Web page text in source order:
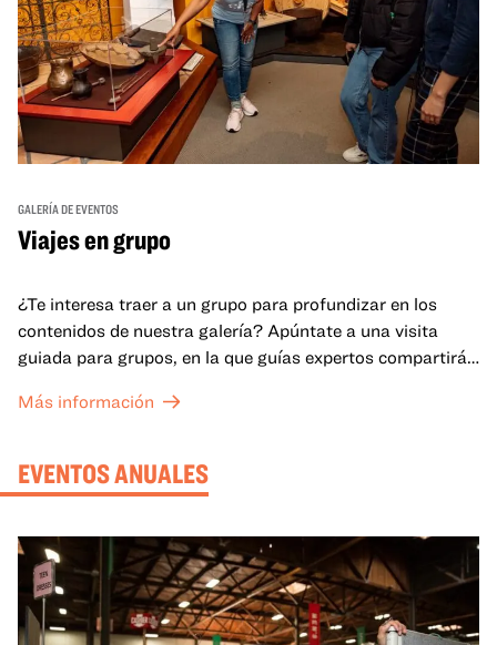
GALERÍA DE EVENTOS
Viajes en grupo
¿Te interesa traer a un grupo para profundizar en los
contenidos de nuestra galería? Apúntate a una visita
guiada para grupos, en la que guías expertos compartirán
mejor lo que se expone en las galerías del OMCA.
Más información
EVENTOS ANUALES